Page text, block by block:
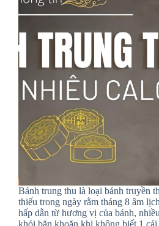
Bánh trung thu là loại bánh truyền
thiếu trong ngày rằm tháng 8 âm
hấp dẫn từ hương vị của bánh,
khỏi băn khoăn khi không biết 1 cái